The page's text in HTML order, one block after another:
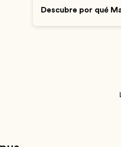
Descubre por qué